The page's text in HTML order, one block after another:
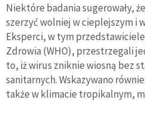
Niektóre badania sugerowały,
szerzyć wolniej w cieplejszym i
Eksperci, w tym
Zdrowia (WHO), przestrzegali
to, iż wirus zniknie wiosną bez
sanitarnych. Wskazywano
także w klimacie tropikalnym,